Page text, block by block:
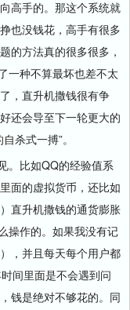
高手的。那这个系统就
也没钱花，高手有很多
的方法真的很多很多，
一种不算最坏也差不太
，直升机撒钱很有争
还会导至下一轮更大的
杀式一搏”。
比如QQ的经验值系
面的虚拟货币，还比如
直升机撒钱的通货膨胀
操作的。如果我没有记
，并且每天每个用户都
间里面是不会遇到问
钱是绝对不够花的。同